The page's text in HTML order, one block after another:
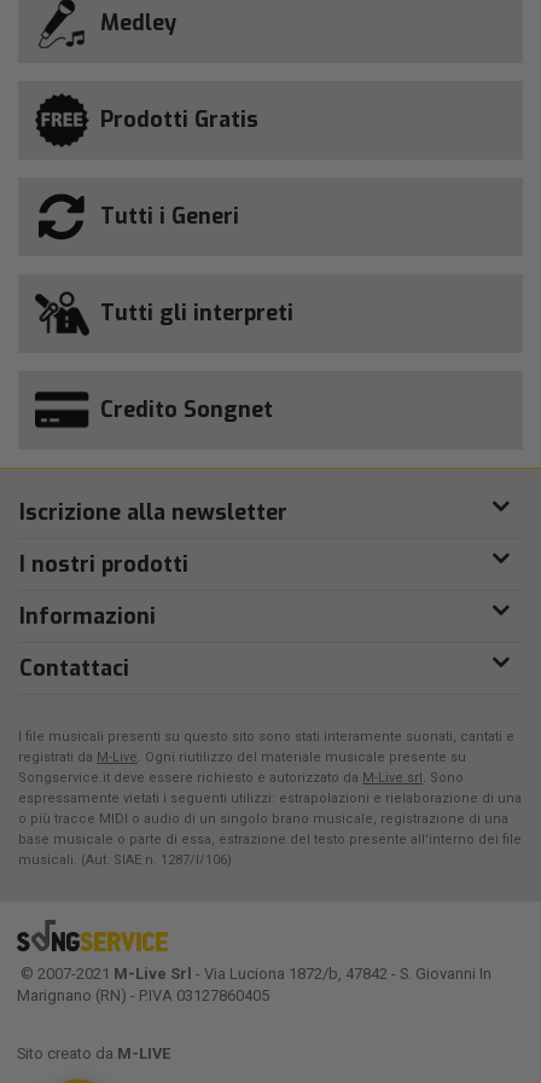
Medley
Prodotti Gratis
Tutti i Generi
Tutti gli interpreti
Credito Songnet
Iscrizione alla newsletter
I nostri prodotti
Informazioni
Contattaci
I file musicali presenti su questo sito sono stati interamente suonati, cantati e
registrati da M-Live. Ogni riutilizzo del materiale musicale presente su
Songservice.it deve essere richiesto e autorizzato da M-Live srl. Sono
espressamente vietati i seguenti utilizzi: estrapolazioni e rielaborazione di una
o più tracce MIDI o audio di un singolo brano musicale, registrazione di una
base musicale o parte di essa, estrazione del testo presente all'interno dei file
musicali. (Aut. SIAE n. 1287/I/106)
© 2007-2021 M-Live Srl - Via Luciona 1872/b, 47842 - S. Giovanni In
Marignano (RN) - P.IVA 03127860405
Sito creato da M-LIVE